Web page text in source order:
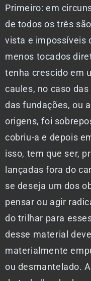
Primeiro: em
de todos os três
vista e impossíveis
menos tocados
tenha crescido em
caules, no caso
das fundações, ou
origens, foi
cobriu-a e depois
isso, tem que ser,
lançadas fora do
se deseja um dos
pensar ou agir
do trilhar para
desse material
materialmente
ou desmantelado.